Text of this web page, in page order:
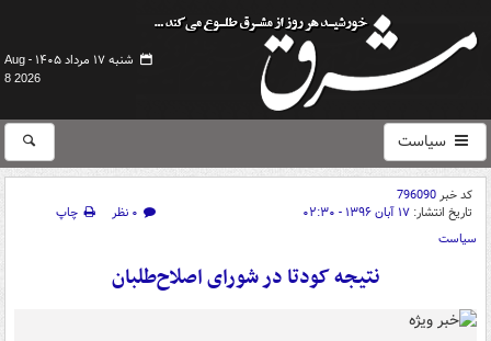
شنبه ۱۷ مرداد ۱۴۰۵ -
Aug
8 2026
سیاست
کد خبر796090
تاریخ انتشار: ۱۷ آبان ۱۳۹۶ - ۰۲:۳۰ ۰ نظر
چاپ
سیاست
نتیجه کودتا در شورای اصلاح‌طلبان